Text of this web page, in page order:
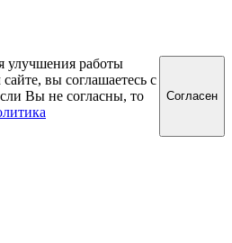
улучшения работы
вы соглашаетесь с
Вы не согласны, то
Cогласен